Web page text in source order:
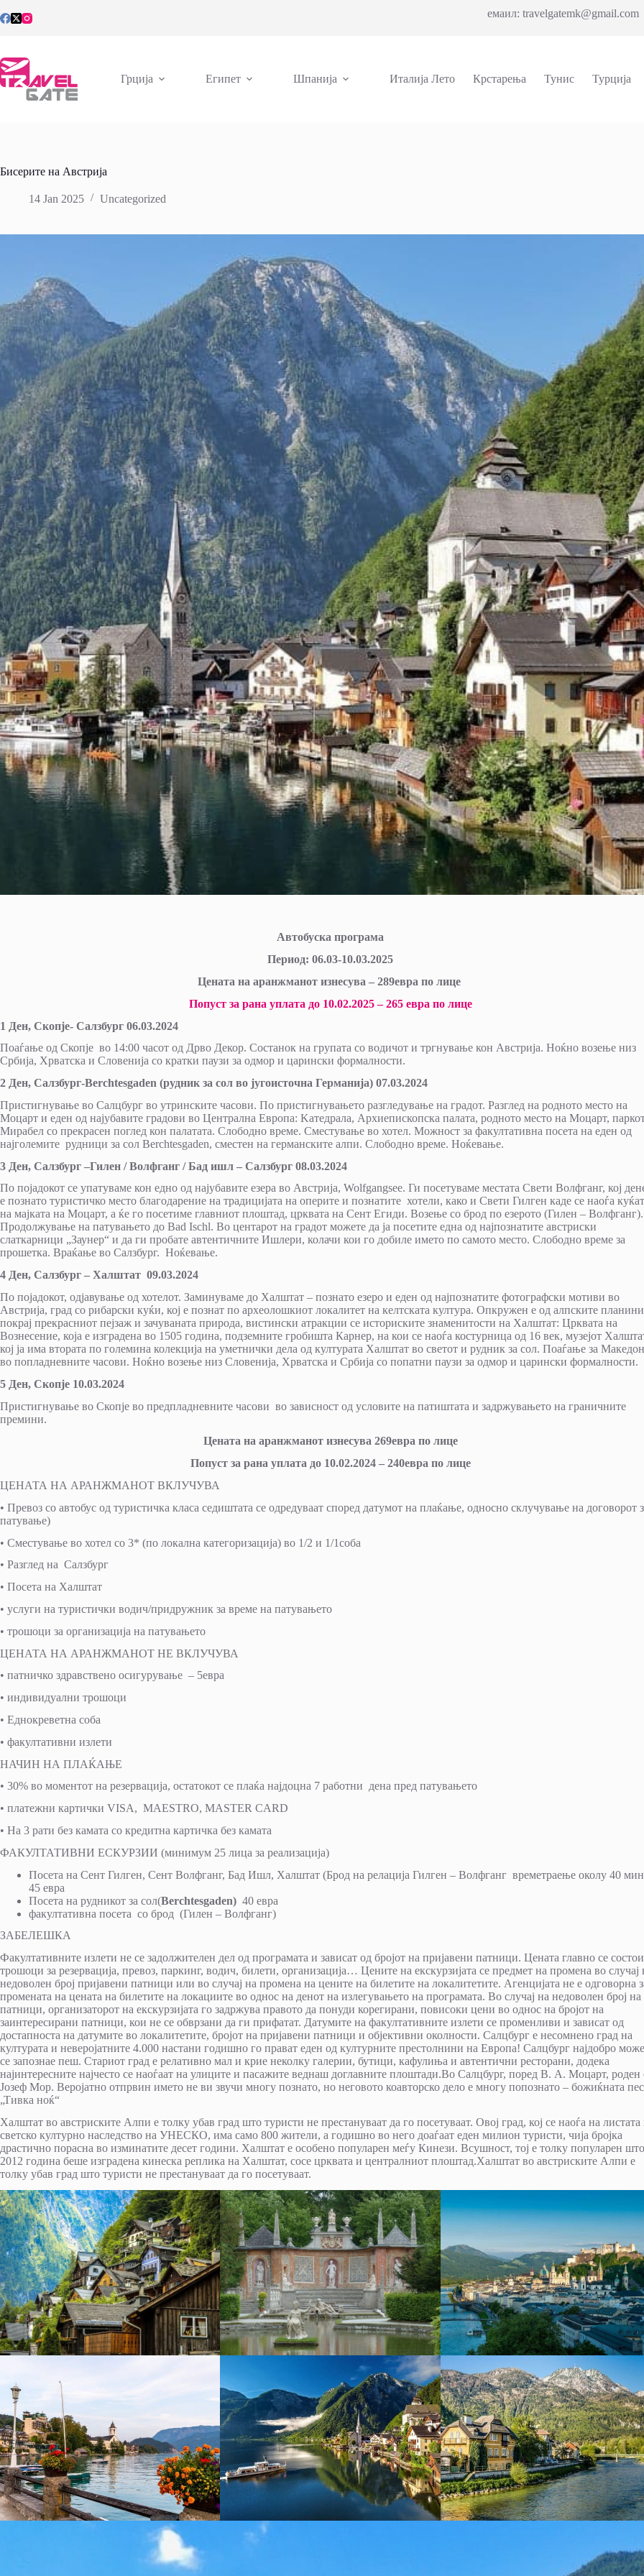
to
емаил:
Грција Египет Шпанија Италија Лето Крстарења Тунис Турција
Бисерите на Австрија
14 Jan 2025 Uncategorized
Aвтобуска програма
Период: 06.03-10.03.2025
Цената на аранжманот изнесува – 289евра по лице
Попуст за рана уплата до 10.02.2025 – 265 евра по лице
1 Ден, Скопје- Салзбург 06.03.2024
Поаѓање од Скопје во 14:00 часот од Дрво Декор. Состанок на групата со водичот и тргнување кон Австрија. Ноќно возење низ
Србија, Хрватска и Словенија со кратки паузи за одмор и царински формалности.
2 Ден, Салзбург-Berchtesgaden (рудник за сол во југоисточна Германија) 07.03.2024
Пристигнување во Салцбург во утринските часови. По пристигнувањето разгледување на градот. Разглед на родното место на
Моцарт и еден од најубавите градови во Централна Европа: Kатедрала, Архиепископска палата, родното место на Моцарт,
Мирабел со прекрасен поглед кон палатата. Слободно време. Сместување во хотел. Можност за факултативна посета на еден од
најголемите рудници за сол Berchtesgaden, сместен на германските алпи. Слободно време. Ноќевање.
3 Ден, Салзбург –Гилен / Волфганг / Бад ишл – Салзбург 08.03.2024
По појадокот се упатуваме кон едно од најубавите езера во Австрија, Wolfgangsee. Ги посетуваме местата Свети Волфганг, кој
е познато туристичко место благодарение на традицијата на оперите и познатите хотели, како и Свети Гилген каде се наоѓа
на мајката на Моцарт, а ќе го посетиме главниот плоштад, црквата на Сент Егиди. Возење со брод по езерото (Гилен – Волфганг).
Продолжување на патувањето до Bad Ischl. Во центарот на градот можете да ја посетите една од најпознатите австриски
слаткарници „Заунер“ и да ги пробате автентичните Ишлери, колачи кои го добиле името по самото место. Слободно време за
прошетка. Враќање во Салзбург. Ноќевање.
4 Ден, Салзбург – Халштат 09.03.2024
По појадокот, одјавување од хотелот. Заминуваме до Халштат – познато езеро и еден од најпознатите фотографски мотиви во
Австрија, град со рибарски куќи, кој е познат по археолошкиот локалитет на келтската култура. Опкружен е од алпските
покрај прекрасниот пејзаж и зачуваната природа, вистински атракции се историските знаменитости на Халштат: Црквата на
Вознесение, која е изградена во 1505 година, подземните гробишта Карнер, на кои се наоѓа костурница од 16 век, музејот
кој ја има втората по големина колекција на уметнички дела од културата Халштат во светот и рудник за сол. Поаѓање за
во попладневните часови. Ноќно возење низ Словенија, Хрватска и Србија со попатни паузи за одмор и царински формалности.
5 Ден, Скопје 10.03.2024
Пристигнување во Скопје во предпладневните часови во зависност од условите на патиштата и задржувањето на граничните
премини.
Цената на аранжманот изнесува 269евра по лице
Попуст за рана уплата до 10.02.2024 – 240евра по лице
ЦЕНАТА НА АРАНЖМАНОТ ВКЛУЧУВА
• Превоз со автобус од туристичка класа седиштата се одредуваат според датумот на плаќање, односно склучување на договорот
патување)
• Сместување во хотел со 3* (по локална категоризација) во 1/2 и 1/1соба
• Разглед на Салзбург
• Посета на Халштат
• услуги на туристички водич/придружник за време на патувањето
• трошоци за организација на патувањето
ЦЕНАТА НА АРАНЖМАНОТ НЕ ВКЛУЧУВА
• патничко здравствено осигурување – 5евра
• индивидуални трошоци
• Еднокреветна соба
• факултативни излети
НАЧИН НА ПЛАЌАЊЕ
• 30% во моментот на резервација, остатокот се плаќа најдоцна 7 работни дена пред патувањето
• платежни картички VISA, MAESTRO, MASTER CARD
• На 3 рати без камата со кредитна картичка без камата
ФАКУЛТАТИВНИ ЕСКУРЗИИ (минимум 25 лица за реализација)
Посета на Сент Гилген, Сент Волфганг, Бад Ишл, Халштат (Брод на релација Гилген – Волфганг времетраење околу 40
45 евра
Посета на рудникот за сол(Berchtesgaden) 40 евра
факултативна посета со брод (Гилен – Волфганг)
ЗАБЕЛЕШКА
Факултативните излети не се задолжителен дел од програмата и зависат од бројот на пријавени патници. Цената главно се
трошоци за резервација, превоз, паркинг, водич, билети, организација… Цените на екскурзијата се предмет на промена во случај
недоволен број пријавени патници или во случај на промена на цените на билетите на локалитетите. Агенцијата не е одговорна
промената на цената на билетите на локациите во однос на денот на излегувањето на програмата. Во случај на недоволен број на
патници, организаторот на екскурзијата го задржува правото да понуди корегирани, повисоки цени во однос на бројот на
заинтересирани патници, кои не се обврзани да ги прифатат. Датумите на факултативните излети се променливи и зависат од
достапноста на датумите во локалитетите, бројот на пријавени патници и објективни околности. Салцбург е несомнено град на
културата и неверојатните 4.000 настани годишно го прават еден од културните престолнини на Европа! Салцбург најдобро
се запознае пеш. Стариот град е релативно мал и крие неколку галерии, бутици, кафулиња и автентични ресторани, додека
најинтересните најчесто се наоѓаат на улиците и пасажите веднаш доглавните плоштади.Во Салцбург, поред В. А. Моцарт, роден
Јозеф Мор. Веројатно отпрвин името не ви звучи многу познато, но неговото коавторско дело е многу попознато – божиќната
„Тивка ноќ“
Халштат во австриските Алпи е толку убав град што туристи не престануваат да го посетуваат. Овој град, кој се наоѓа на листата
светско културно наследство на УНЕСКО, има само 800 жители, а годишно во него доаѓаат еден милион туристи, чија бројка
драстично порасна во изминатите десет години. Халштат е особено популарен меѓу Кинези. Всушност, тој е толку популарен
2012 година беше изградена кинеска реплика на Халштат, сосе црквата и централниот плоштад.Халштат во австриските Алпи е
толку убав град што туристи не престануваат да го посетуваат.